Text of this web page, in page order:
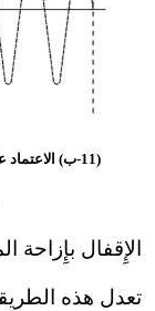
(11-ب) الاعتماد على تغيير مطال الحامل ما بين قيمتين لنبضة المعطيات
الإِقفال بإِزاحة
تعدل هذه